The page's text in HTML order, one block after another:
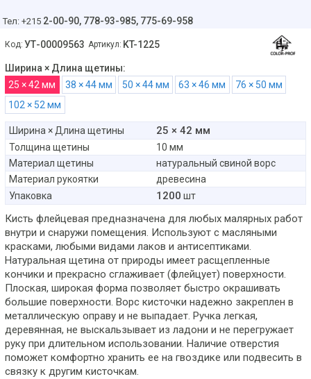
Тел: +215 2-00-90, 778-93-985, 775-69-958
Код: УТ-00009563 Артикул: KT-1225
Ширина × Длина щетины:
25 × 42 мм
38 × 44 мм 50 × 44 мм 63 × 46 мм
76 × 50 мм
102 × 52 мм
Ширина × Длина щетины 25 × 42 мм
Толщина щетины
10 мм
Материал щетины
натуральный свиной ворс
Материал рукоятки
древесина
Упаковка
1200 шт
Кисть флейцевая предназначена для любых малярных работ
внутри и снаружи помещения. Используют с масляными
красками, любыми видами лаков и антисептиками.
Натуральная щетина от природы имеет расщепленные
кончики и прекрасно сглаживает (флейцует) поверхности.
Плоская, широкая форма позволяет быстро окрашивать
большие поверхности. Ворс кисточки надежно закреплен в
металлическую оправу и не выпадает. Ручка легкая,
деревянная, не выскальзывает из ладони и не перегружает
руку при длительном использовании. Наличие отверстия
поможет комфортно хранить ее на гвоздике или подвесить в
связку к другим кисточкам.